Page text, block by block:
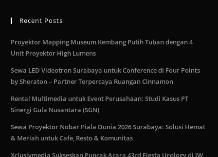
Recent Posts
Proyektor Mapping Museum Kembang Putih Tuban dengan 4
Unit Proyektor High Lumens
Sewa LED Videotron Surabaya untuk Conference di Four Points
by Sheraton – Partner Terpercaya Ruangan Cinnamon
Rental Multimedia untuk Event Perusahaan: Studi Kasus PT
Sinergi Gula Nusantara (SGN)
Sewa Proyektor Nobar Piala Dunia 2026 Surabaya: Solusi Hemat
& Meriah untuk Cafe, Resto & Komunitas
Xclusivmedia Sukseskan Puncak Acara 43rd Fiesta Urology di JW